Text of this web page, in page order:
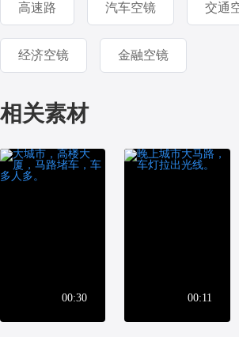
高速路 汽车空镜 交通
经济空镜 金融空镜
相关素材
00:30 00:11